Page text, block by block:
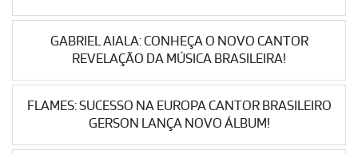
GABRIEL AIALA: CONHEÇA O NOVO CANTOR
REVELAÇÃO DA MÚSICA BRASILEIRA!
FLAMES: SUCESSO NA EUROPA CANTOR BRASILEIRO
GERSON LANÇA NOVO ÁLBUM!